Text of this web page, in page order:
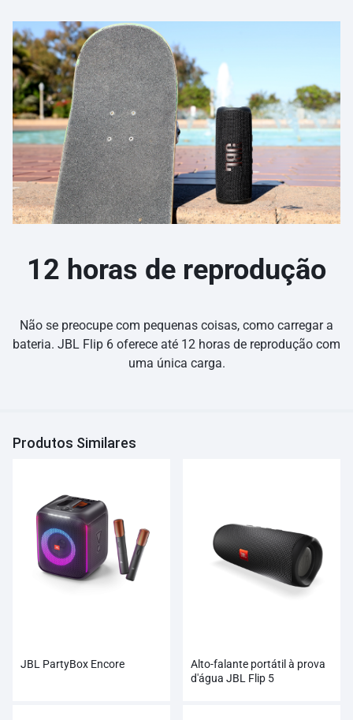
12 horas de reprodução
Não se preocupe com pequenas coisas, como carregar a
bateria. JBL Flip 6 oferece até 12 horas de reprodução com
uma única carga.
Produtos Similares
JBL PartyBox Encore
Alto-falante portátil à prova
d'água JBL Flip 5